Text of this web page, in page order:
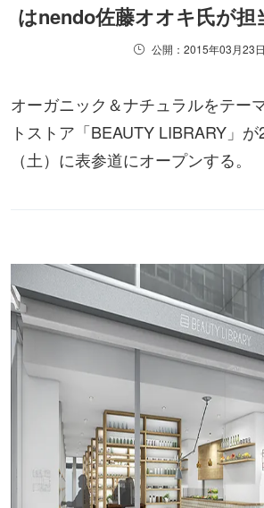
はnendo佐藤オオキ氏が担
公開：2015年03月23日
オーガニック＆ナチュラルをテー
トストア「BEAUTY LIBRARY」
（土）に表参道にオープンする。